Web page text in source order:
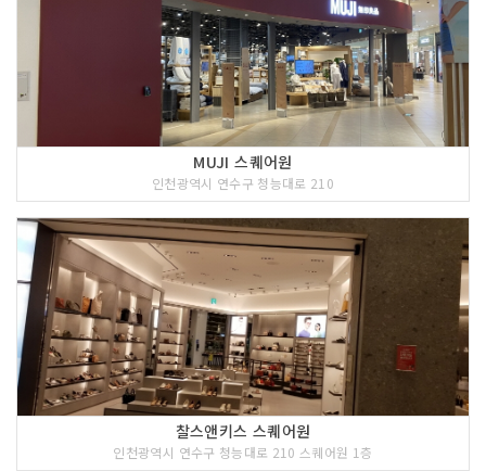
MUJI 스퀘어원
인천광역시 연수구 청능대로 210
찰스앤키스 스퀘어원
인천광역시 연수구 청능대로 210 스퀘어원 1층